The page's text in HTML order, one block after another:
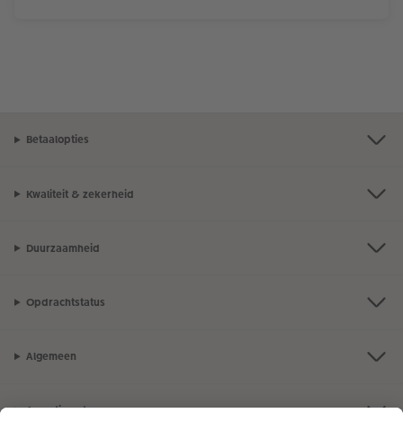
Betaalopties
Kwaliteit & zekerheid
Duurzaamheid
Opdrachtstatus
Algemeen
Assortiment